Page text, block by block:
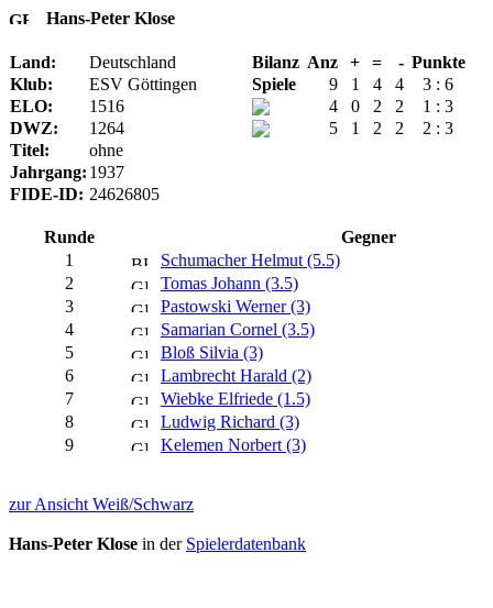
Hans-Peter Klose
Land: Deutschland Bilanz Anz + = - Punkte
Klub:
ESV Göttingen Spiele 9 1 4 4
3 : 6
ELO:
1516 4 0 2 2
1 : 3
DWZ:
1264 5 1 2 2
2 : 3
Titel:
ohne
Jahrgang: 1937
FIDE-ID: 24626805
Runde
Gegner
1
Schumacher Helmut (5.5)
2
Tomas Johann (3.5)
3
Pastowski Werner (3)
4
Samarian Cornel (3.5)
5
Bloß Silvia (3)
6
Lambrecht Harald (2)
7
Wiebke Elfriede (1.5)
8
Ludwig Richard (3)
9
Kelemen Norbert (3)
zur Ansicht Weiß/Schwarz
Hans-Peter Klose in der Spielerdatenbank